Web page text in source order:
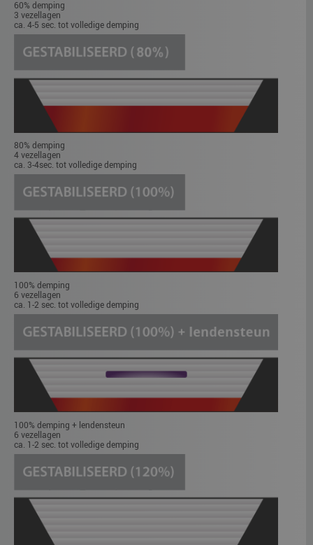
60% demping
3 vezellagen
ca. 4-5 sec. tot volledige demping
80% demping
4 vezellagen
ca. 3-4sec. tot volledige demping
100% demping
6 vezellagen
ca. 1-2 sec. tot volledige demping
100% demping + lendensteun
6 vezellagen
ca. 1-2 sec. tot volledige demping